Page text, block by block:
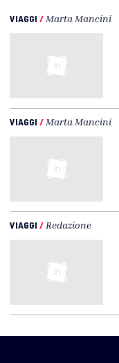
VIAGGI / Marta Mancini
VIAGGI / Marta Mancini
VIAGGI / Redazione